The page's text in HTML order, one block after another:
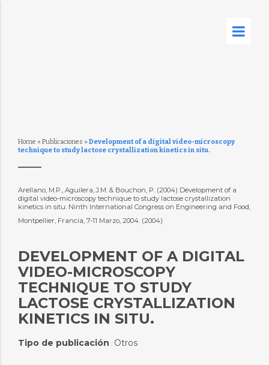
Home » Publicaciones » Development of a digital video-microscopy
technique to study lactose crystallization kinetics in situ.
Arellano, M.P., Aguilera, J.M. & Bouchon, P. (2004) Development of a
digital video-microscopy technique to study lactose crystallization
kinetics in situ. Ninth International Congress on Engineering and Food,
Montpellier, Francia, 7-11 Marzo, 2004. (2004)
DEVELOPMENT OF A DIGITAL
VIDEO-MICROSCOPY
TECHNIQUE TO STUDY
LACTOSE CRYSTALLIZATION
KINETICS IN SITU.
Tipo de publicación : Otros